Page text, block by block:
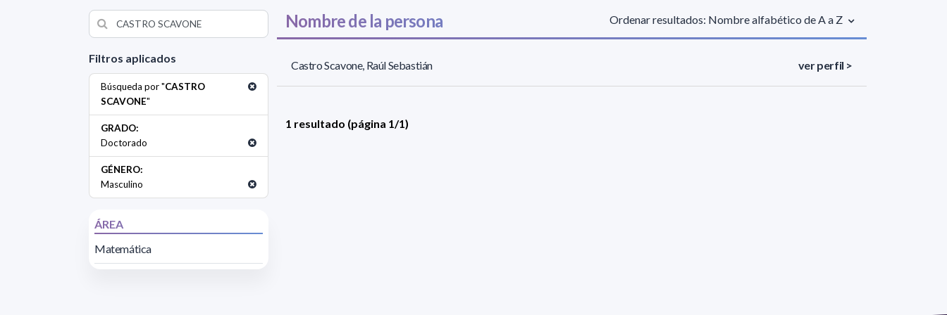
Filtros aplicados
Búsqueda por "CASTRO
SCAVONE"
GRADO:
Doctorado
GÉNERO:
Masculino
ÁREA
Matemática
Nombre de la persona Ordenar resultados: Nombre alfabético de A a Z
Castro Scavone, Raúl Sebastián ver perfil >
1 resultado (página 1/1)